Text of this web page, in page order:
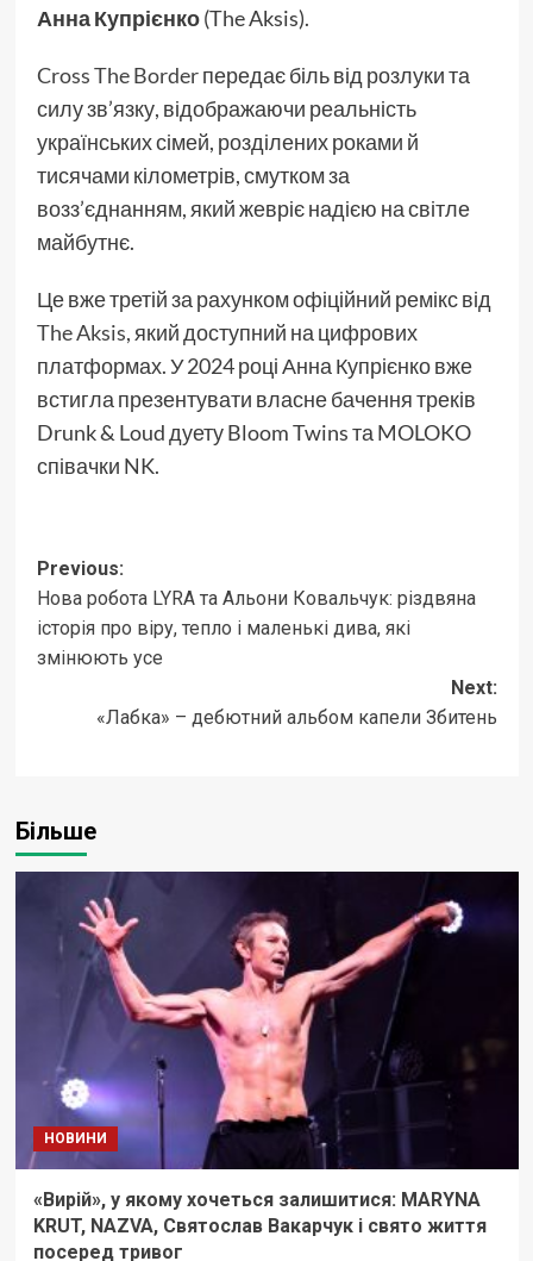
Анна Купрієнко(The Aksis).
Cross The Borderпередає біль від розлуки та
силу зв’язку, відображаючи реальність
українських сімей, розділених роками й
тисячами кілометрів, смутком за
возз’єднанням, який жевріє надією на світле
майбутнє.
Це вже третій за рахунком офіційний ремікс від
The Aksis, який доступний на цифрових
платформах. У 2024 році Анна Купрієнко вже
встигла презентувати власне бачення треків
Drunk & Loud дуету Bloom Twins та MOLOKO
співачки NK.
Post
navigation
Previous:
Нова робота LYRA та Альони Ковальчук: різдвяна
історія про віру, тепло і маленькі дива, які
змінюють усе
Next:
«Лабка» – дебютний альбом капели Збитень
Більше
НОВИНИ
«Вирій», у якому хочеться залишитися: MARYNA
KRUT, NAZVA, Святослав Вакарчук і свято життя
посеред тривог